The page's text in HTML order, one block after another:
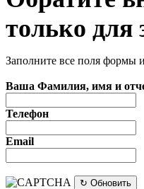
только для
Заполните все поля формы
Ваша Фамилия, имя и
Телефон
Email
↻ Обновить